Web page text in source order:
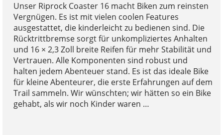
Unser Riprock Coaster 16 macht Biken zum reinsten
Vergnügen. Es ist mit vielen coolen Features
ausgestattet, die kinderleicht zu bedienen sind. Die
Rücktrittbremse sorgt für unkompliziertes Anhalten
und 16 × 2,3 Zoll breite Reifen für mehr Stabilität und
Vertrauen. Alle Komponenten sind robust und
halten jedem Abenteuer stand. Es ist das ideale Bike
für kleine Abenteurer, die erste Erfahrungen auf dem
Trail sammeln. Wir wünschten; wir hätten so ein Bike
gehabt, als wir noch Kinder waren …